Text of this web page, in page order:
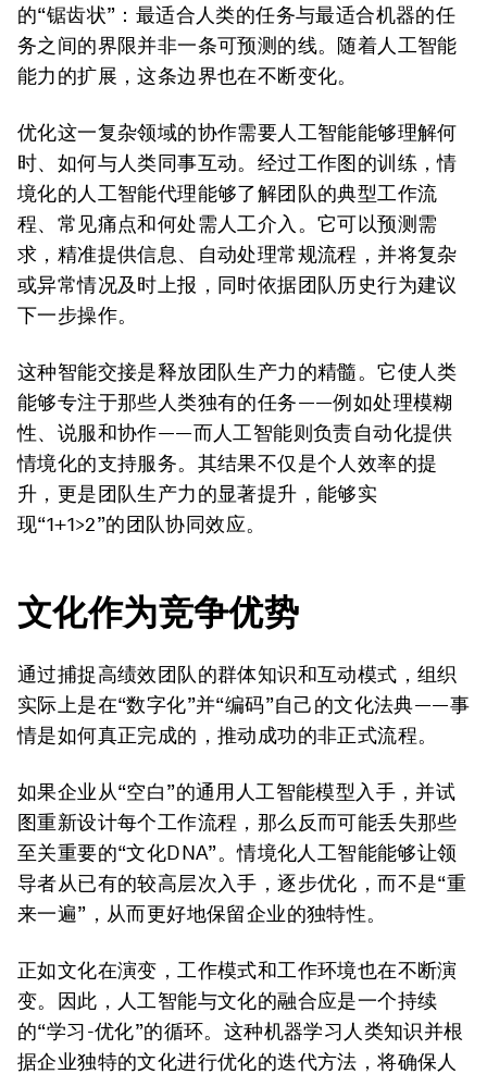
的“锯齿状”：最适合人类的任务与最适合机器的任
务之间的界限并非一条可预测的线。随着人工智能
能力的扩展，这条边界也在不断变化。
优化这一复杂领域的协作需要人工智能能够理解何
时、如何与人类同事互动。经过工作图的训练，情
境化的人工智能代理能够了解团队的典型工作流
程、常见痛点和何处需人工介入。它可以预测需
求，精准提供信息、自动处理常规流程，并将复杂
或异常情况及时上报，同时依据团队历史行为建议
下一步操作。
这种智能交接是释放团队生产力的精髓。它使人类
能够专注于那些人类独有的任务——例如处理模糊
性、说服和协作——而人工智能则负责自动化提供
情境化的支持服务。其结果不仅是个人效率的提
升，更是团队生产力的显著提升，能够实
现“1+1>2”的团队协同效应。
文化作为竞争优势
通过捕捉高绩效团队的群体知识和互动模式，组织
实际上是在“数字化”并“编码”自己的文化法典——事
情是如何真正完成的，推动成功的非正式流程。
如果企业从“空白”的通用人工智能模型入手，并试
图重新设计每个工作流程，那么反而可能丢失那些
至关重要的“文化DNA”。情境化人工智能能够让领
导者从已有的较高层次入手，逐步优化，而不是“重
来一遍”，从而更好地保留企业的独特性。
正如文化在演变，工作模式和工作环境也在不断演
变。因此，人工智能与文化的融合应是一个持续
的“学习-优化”的循环。这种机器学习人类知识并根
据企业独特的文化进行优化的迭代方法，将确保人